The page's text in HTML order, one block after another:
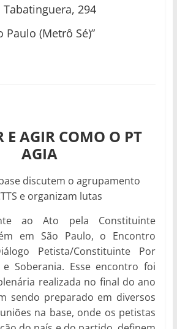
Tabatinguera, 294
Paulo (Metrô Sé)”
E AGIR COMO O PT
AGIA
discutem o agrupamento
e organizam lutas
ao Ato pela Constituinte
em São Paulo, o Encontro
Petista/Constituinte Por
Soberania. Esse encontro foi
realizada no final do ano
sendo preparado em diversos
na base, onde os petistas